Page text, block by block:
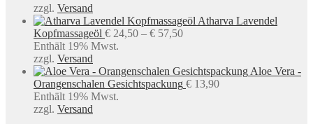
zzgl. Versand
Atharva Lavendel
Kopfmassageöl € 24,50 – € 57,50Preisspanne:
€ 57,50
Enthält 19% Mwst.
zzgl. Versand
Aloe Vera -
Orangenschalen Gesichtspackung € 13,90
Enthält 19% Mwst.
zzgl. Versand